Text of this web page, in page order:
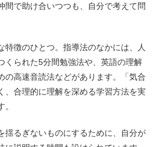
間で助け合いつつも、自分で考えて問
特徴のひとつ。指導法のなかには、人
くられた5分間勉強法や、英語の理解
の高速音読法などがあります。「気合
、合理的に理解を深める学習方法を実
揺るぎないものにするために、自分が